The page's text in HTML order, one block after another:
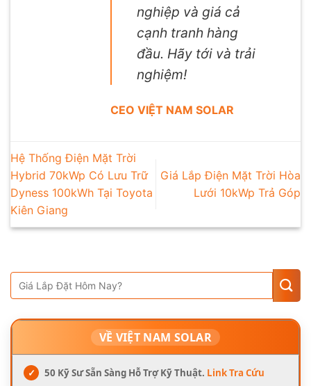
nghiệp và giá cả
cạnh tranh hàng
đầu. Hãy tới và trải
nghiệm!
CEO VIỆT NAM SOLAR
Hệ Thống Điện Mặt Trời
Hybrid 70kWp Có Lưu Trữ
Dyness 100kWh Tại Toyota
Kiên Giang
Giá Lắp Điện Mặt Trời Hòa
Lưới 10kWp Trả Góp
VỀ VIỆT NAM SOLAR
✓ 50 Kỹ Sư Sẵn Sàng Hỗ Trợ Kỹ Thuật. Link Tra Cứu